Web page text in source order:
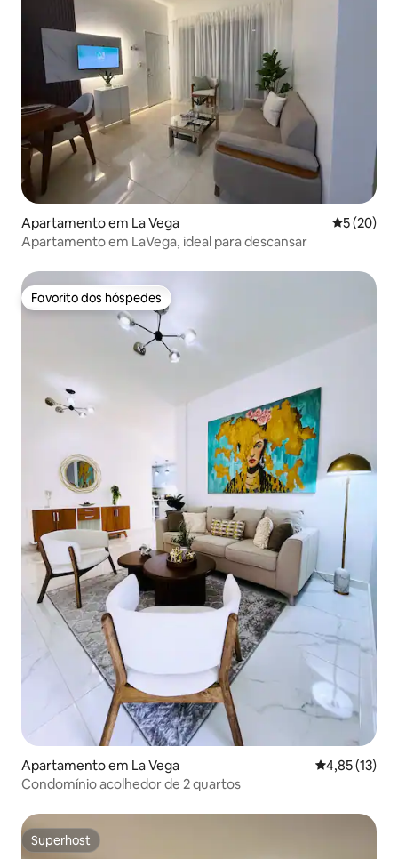
Apartamento em La Vega
5 (20)
Apartamento em LaVega, ideal para descansar
Favorito dos hóspedes
Favorito dos hóspedes
Apartamento em La Vega Classificação
4,85 (13)
Condomínio acolhedor de 2 quartos
Superhost
Superhost